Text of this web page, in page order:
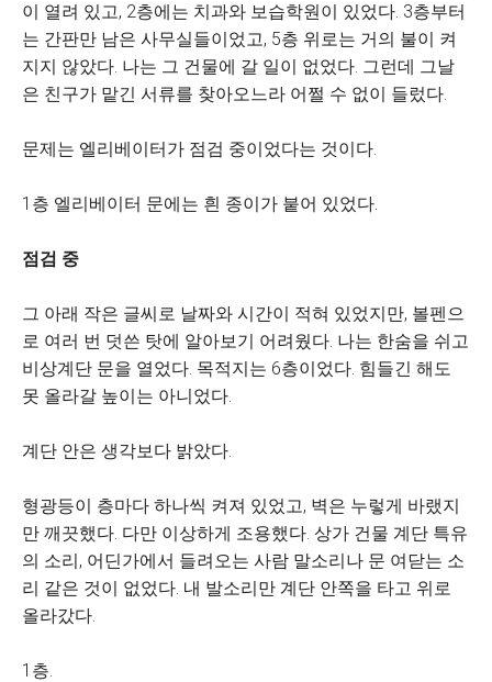
이 열려 있고, 2층에는 치과와 보습학원이 있었다. 3층부터
는 간판만 남은 사무실들이었고, 5층 위로는 거의 불이 켜
지지 않았다. 나는 그 건물에 갈 일이 없었다. 그런데 그날
은 친구가 맡긴 서류를 찾아오느라 어쩔 수 없이 들렀다.
문제는 엘리베이터가 점검 중이었다는 것이다.
1층 엘리베이터 문에는 흰 종이가 붙어 있었다.
점검 중
그 아래 작은 글씨로 날짜와 시간이 적혀 있었지만, 볼펜으
로 여러 번 덧쓴 탓에 알아보기 어려웠다. 나는 한숨을 쉬고
비상계단 문을 열었다. 목적지는 6층이었다. 힘들긴 해도
못 올라갈 높이는 아니었다.
계단 안은 생각보다 밝았다.
형광등이 층마다 하나씩 켜져 있었고, 벽은 누렇게 바랬지
만 깨끗했다. 다만 이상하게 조용했다. 상가 건물 계단 특유
의 소리, 어딘가에서 들려오는 사람 말소리나 문 여닫는 소
리 같은 것이 없었다. 내 발소리만 계단 안쪽을 타고 위로
올라갔다.
1층.